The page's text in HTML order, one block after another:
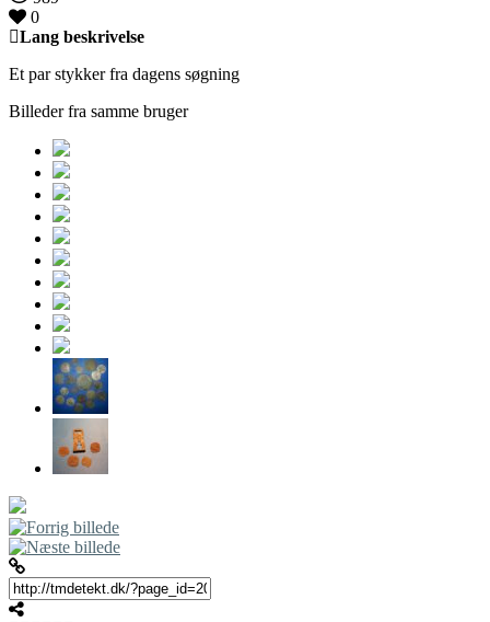
0
Lang beskrivelse
Et par stykker fra dagens søgning
Billeder fra samme bruger